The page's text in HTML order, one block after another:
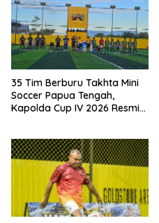
35 Tim Berburu Takhta Mini
Soccer Papua Tengah,
Kapolda Cup IV 2026 Resmi